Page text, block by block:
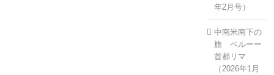
年2月号）
中南米南下の
旅 ペルーー
首都リマ
（2026年1月